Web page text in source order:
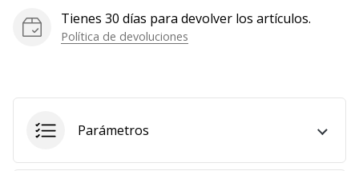
Mostrar
Tienes 30 días para devolver los artículos.
Política de devoluciones
Parámetros